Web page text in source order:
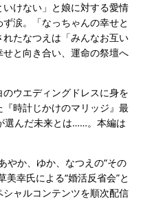
けない」と娘に対する愛情
涙。「なっちゃんの幸せと
たなつえは「みんなお互い
と向き合い、運命の祭壇へ
ウエディングドレスに身を
時計じかけのマリッジ』最
選んだ未来とは……。本編は
やか、ゆか、なつえの“その
幸氏による“婚活反省会”と
ャルコンテンツを順次配信